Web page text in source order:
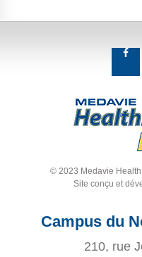
© 2023 Medavie
Site conçu et
Campus du
210, rue